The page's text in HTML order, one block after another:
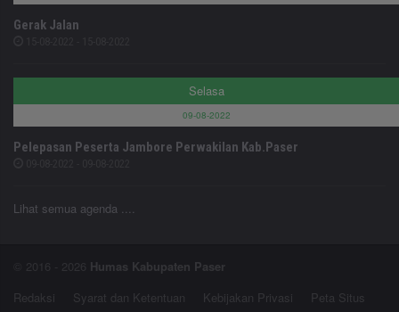
Gerak Jalan
Selasa
09-08-2022
Pelepasan Peserta Jambore Perwakilan Kab.Paser
Lihat semua agenda ....
© 2016 - 2026 Humas Kabupaten Paser
Redaksi
Syarat dan Ketentuan Kebijakan Privasi Peta Situs